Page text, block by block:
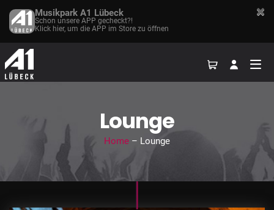
Lounge
Home– Lounge
Musikpark A1 Lübeck
Schon unsere APP gecheckt?!
Klick hier, um die APP im Store zu öffnen